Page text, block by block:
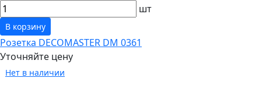
шт
В корзину
Розетка DECOMASTER DM 0361
Уточняйте цену
Нет в наличии